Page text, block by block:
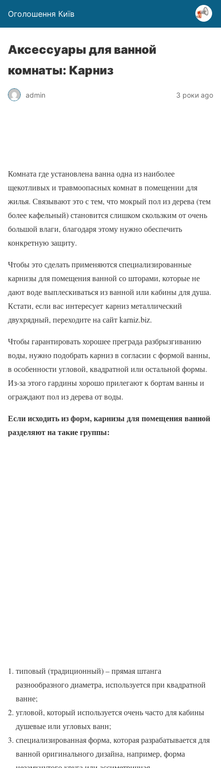
Оголошення Київ
Аксессуары для ванной
комнаты: Карниз
admin 3 роки ago
Комната где установлена ванна одна из наиболее
щекотливых и травмоопасных комнат в помещении для
жилья. Связывают это с тем, что мокрый пол из дерева (тем
более кафельный) становится слишком скользким от очень
большой влаги, благодаря этому нужно обеспечить
конкретную защиту.
Чтобы это сделать применяются специализированные
карнизы для помещения ванной со шторами, которые не
дают воде выплескиваться из ванной или кабины для душа.
Кстати, если вас интересует карниз металлический
двухрядный, переходите на сайт karniz.biz.
Чтобы гарантировать хорошее преграда разбрызгиванию
воды, нужно подобрать карниз в согласии с формой ванны,
в особенности угловой, квадратной или остальной формы.
Из-за этого гардины хорошо прилегают к бортам ванны и
ограждают пол из дерева от воды.
Если исходить из форм, карнизы для помещения ванной
разделяют на такие группы:
типовый (традиционный) – прямая штанга
разнообразного диаметра, используется при квадратной
ванне;
угловой, который используется очень часто для кабины
душевые или угловых ванн;
специализированная форма, которая разрабатывается для
ванной оригинального дизайна, например, форма